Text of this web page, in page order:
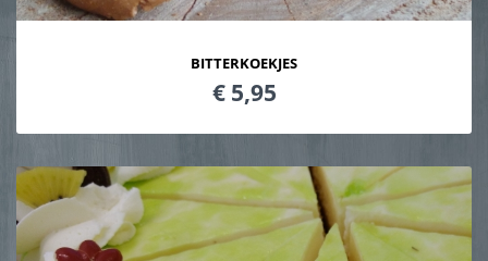
BITTERKOEKJES
€ 5,95